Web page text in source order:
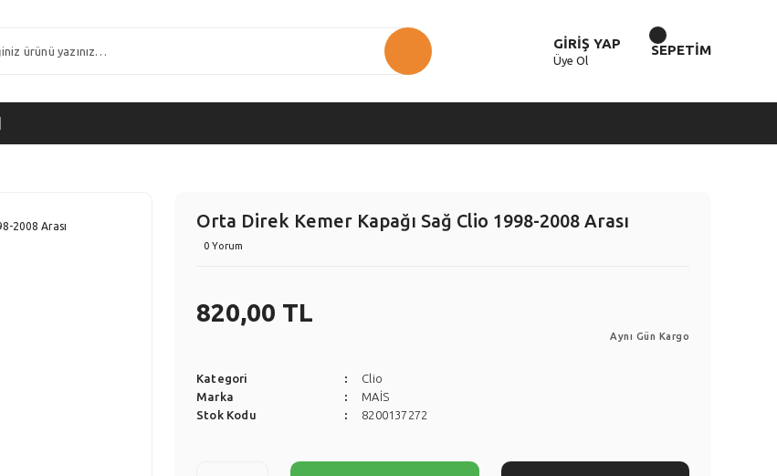
GİRİŞ YAP
Üye Ol
SEPETİM
Orta Direk Kemer Kapağı Sağ Clio 1998-2008 Arası
0 Yorum
820,00 TL
Aynı Gün Kargo
Kategori
Clio
Marka
MAİS
Stok Kodu
8200137272